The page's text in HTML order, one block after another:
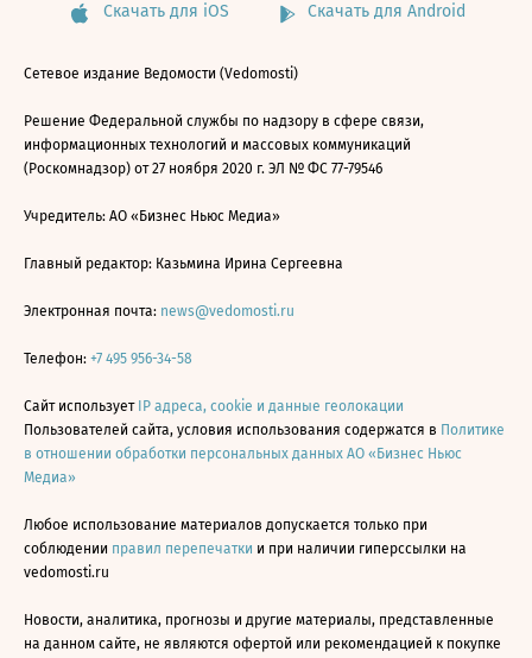
Скачать для iOS Скачать для Android
Сетевое издание Ведомости (Vedomosti)
Решение Федеральной службы по надзору в сфере связи,
информационных технологий и массовых коммуникаций
(Роскомнадзор) от 27 ноября 2020 г. ЭЛ № ФС 77-79546
Учредитель: АО «Бизнес Ньюс Медиа»
Главный редактор: Казьмина Ирина Сергеевна
Электронная почта: news@vedomosti.ru
Телефон: +7 495 956-34-58
Сайт использует IP адреса, cookie и данные геолокации
Пользователей сайта, условия использования содержатся в Политике
в отношении обработки персональных данных АО «Бизнес Ньюс
Медиа»
Любое использование материалов допускается только при
соблюдении правил перепечатки и при наличии гиперссылки на
vedomosti.ru
Новости, аналитика, прогнозы и другие материалы, представленные
на данном сайте, не являются офертой или рекомендацией к покупке